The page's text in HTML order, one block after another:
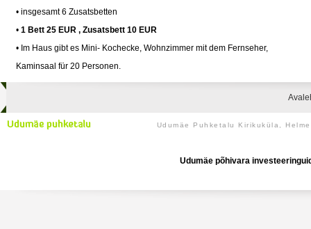
• insgesamt 6 Zusatsbetten
• 1 Bett 25 EUR , Zusatsbett 10 EUR
• Im Haus gibt es Mini- Kochecke, Wohnzimmer mit dem Fernseher,
Kaminsaal für 20 Personen.
Udumäe Puhketalu Kirikuküla,
Udumäe põhivara